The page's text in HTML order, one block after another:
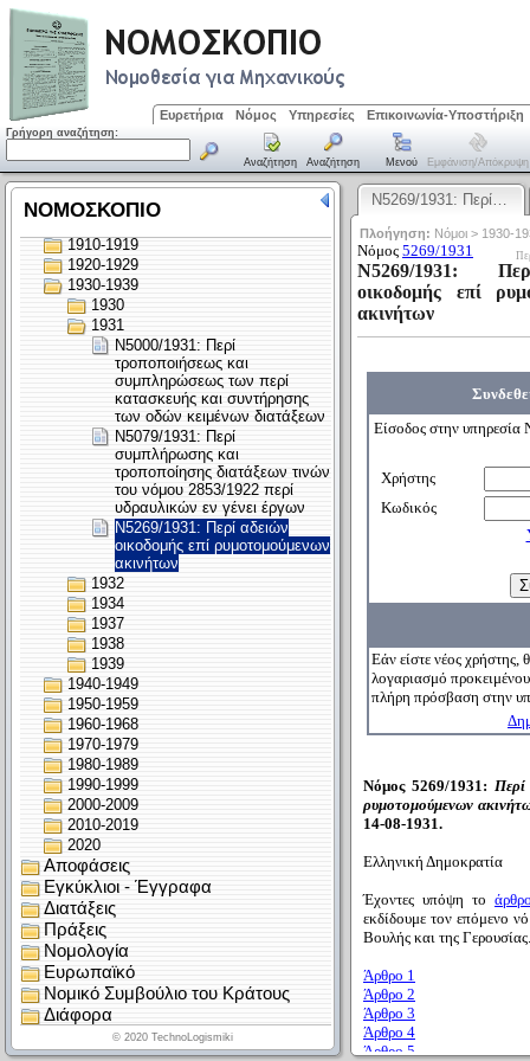
Ευρετήρια Νόμος Υπηρεσίες Επικοινωνία-Υποστήριξη
Γρήγορη αναζήτηση:
Αναζήτηση Αναζήτηση Μενού Εμφάνιση/απόκρυψη
Ν5269/1931: Περί…